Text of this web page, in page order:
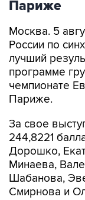
Париже
Москва. 5
России по
лучший
программе
чемпионате
Париже.
За свое
244,8221
Дорошко,
Минаева,
Шабанова,
Смирнова и